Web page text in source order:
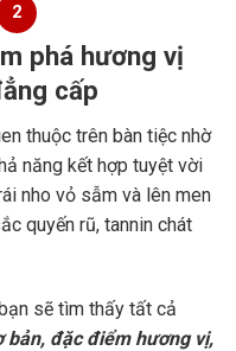
2
phá hương vị
cấp
thuộc trên bàn tiệc nhờ
năng kết hợp tuyệt vời
nho vỏ sẫm và lên men
quyến rũ, tannin chát
sẽ tìm thấy tất cả
bản, đặc điểm hương vị,